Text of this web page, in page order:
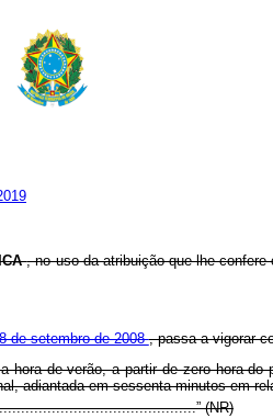
, no uso da atribuição que lhe
de setembro de 2008, passa a vigorar
hora de verão, a partir de zero hora do
adiantada em sessenta minutos em
(NR)